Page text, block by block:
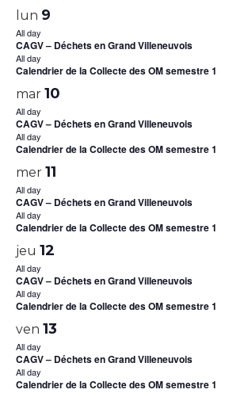
lun 9
All day
CAGV – Déchets en Grand Villeneuvois
All day
Calendrier de la Collecte des OM semestre 1
mar 10
All day
CAGV – Déchets en Grand Villeneuvois
All day
Calendrier de la Collecte des OM semestre 1
mer 11
All day
CAGV – Déchets en Grand Villeneuvois
All day
Calendrier de la Collecte des OM semestre 1
jeu 12
All day
CAGV – Déchets en Grand Villeneuvois
All day
Calendrier de la Collecte des OM semestre 1
ven 13
All day
CAGV – Déchets en Grand Villeneuvois
All day
Calendrier de la Collecte des OM semestre 1